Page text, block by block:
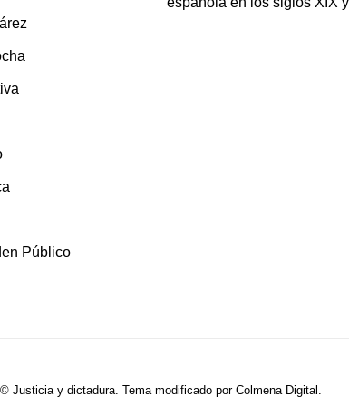
Público
Justicia y dictadura. Tema modificado por Colmena Digital .